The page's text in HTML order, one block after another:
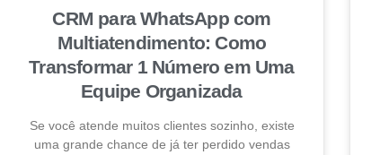
CRM para WhatsApp com
Multiatendimento: Como
Transformar 1 Número em Uma
Equipe Organizada
Se você atende muitos clientes sozinho, existe
uma grande chance de já ter perdido vendas